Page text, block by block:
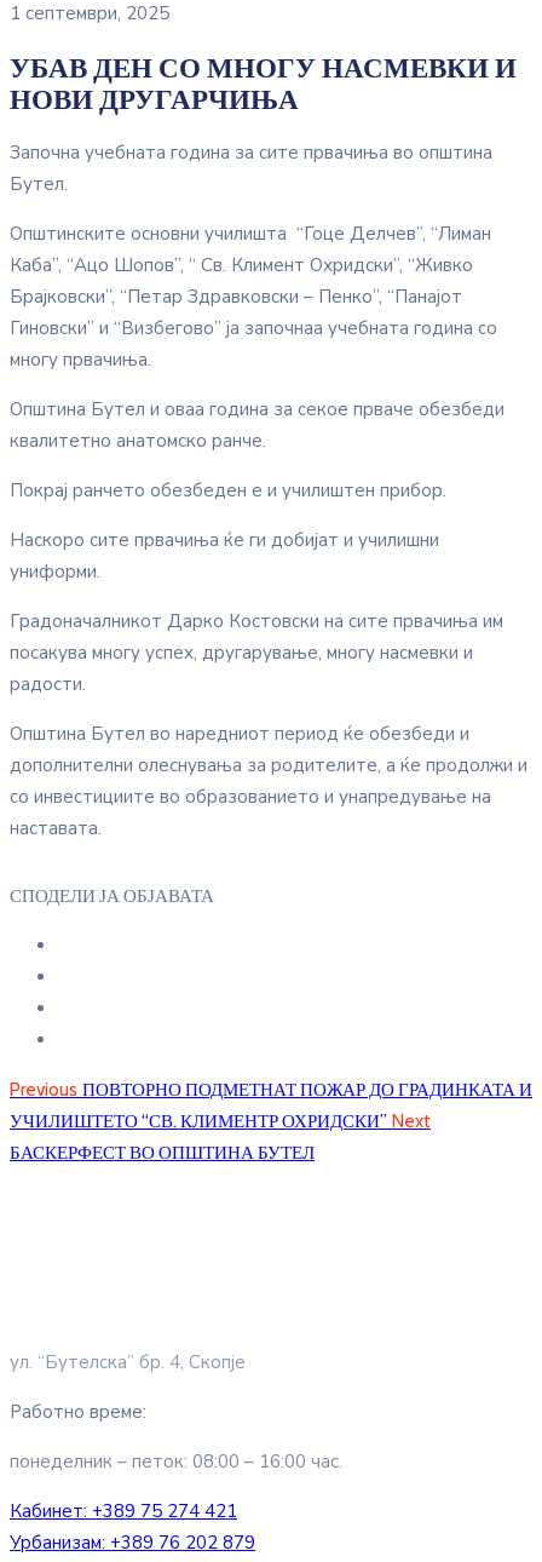
1 септември, 2025
УБАВ ДЕН СО МНОГУ НАСМЕВКИ И
НОВИ ДРУГАРЧИЊА
Започна учебната година за сите првачиња во општина
Бутел.
Општинските основни училишта “Гоце Делчев”, “Лиман
Каба”, “Ацо Шопов”, “ Св. Климент Охридски”, “Живко
Брајковски”, “Петар Здравковски – Пенко”, “Панајот
Гиновски” и “Визбегово” ја започнаа учебната година со
многу првачиња.
Општина Бутел и оваа година за секое прваче обезбеди
квалитетно анатомско ранче.
Покрај ранчето обезбеден е и училиштен прибор.
Наскоро сите првачиња ќе ги добијат и училишни
униформи.
Градоначалникот Дарко Костовски на сите првачиња им
посакува многу успех, другарување, многу насмевки и
радости.
Општина Бутел во наредниот период ќе обезбеди и
дополнителни олеснувања за родителите, а ќе продолжи и
со инвестициите во образованието и унапредување на
наставата.
СПОДЕЛИ ЈА ОБЈАВАТА
Previous ПОВТОРНО ПОДМЕТНАТ ПОЖАР ДО ГРАДИНКАТА И
УЧИЛИШТЕТО “СВ. КЛИМЕНТР ОХРИДСКИ” Next
БАСКЕРФЕСТ ВО ОПШТИНА БУТЕЛ
ул. “Бутелска” бр. 4, Скопје
Работно време:
понеделник – петок: 08:00 – 16:00 час.
Кабинет: +389 75 274 421
Урбанизам: +389 76 202 879